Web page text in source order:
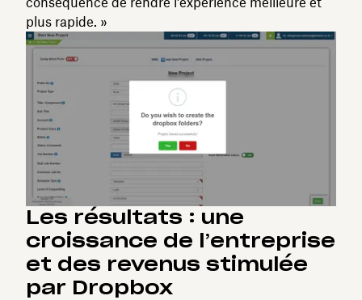
plus rapide. »
Les résultats : une
croissance de l’entreprise
et des revenus stimulée
par Dropbox